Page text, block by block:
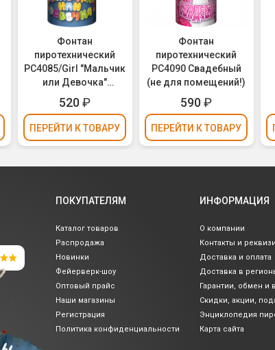
Фонтан
пиротехнический
РС4085/Girl "Мальчик
или Девочка"
(розовые огни) - для
Гендер Пати (Gender
Party)
520₽
ПЕРЕЙТИ К ТОВАРУ
Фонтан
пиротехнический
РС4090 Свадебный
(не для помещений!)
590₽
ПЕРЕЙТИ К ТОВАРУ
ПОКУПАТЕЛЯМ
Каталог товаров
Распродажа
Новинки
Фейерверк-шоу
Оптовый прайс
Наши магазины
Регистрация
Политика конфиденциальности
ИНФОРМАЦИЯ
О компании
Контакты и
Доставка и оплата
Доставка в
Гарантии, обмен и
Скидки, акции,
Энциклопедия
Карта сайта